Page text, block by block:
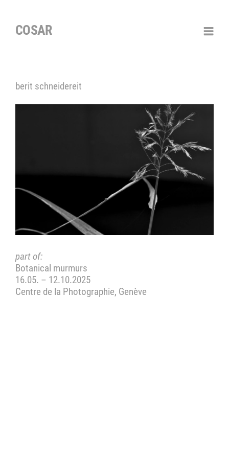
COSAR
berit schneidereit
part of:
Botanical murmurs
16.05. – 12.10.2025
Centre de la Photographie, Genève